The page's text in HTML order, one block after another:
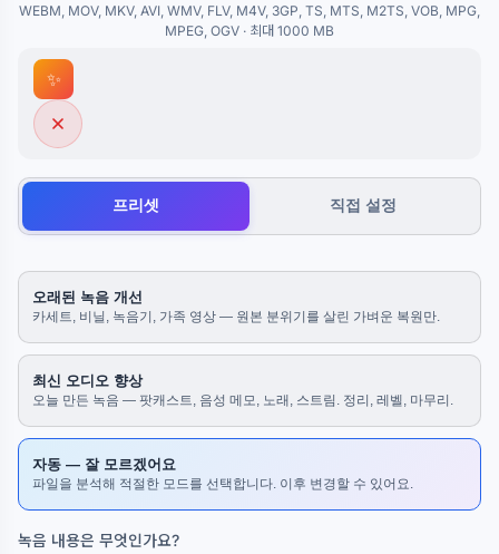
WEBM, MOV, MKV, AVI, WMV, FLV, M4V, 3GP, TS, MTS, M2TS, VOB, MPG,
MPEG, OGV · 최대 1000 MB
✨
프리셋 직접 설정
오래된 녹음 개선
카세트, 비닐, 녹음기, 가족 영상 — 원본 분위기를 살린 가벼운 복원만.
최신 오디오 향상
오늘 만든 녹음 — 팟캐스트, 음성 메모, 노래, 스트림. 정리, 레벨, 마무리.
자동 — 잘 모르겠어요
파일을 분석해 적절한 모드를 선택합니다. 이후 변경할 수 있어요.
녹음 내용은 무엇인가요?